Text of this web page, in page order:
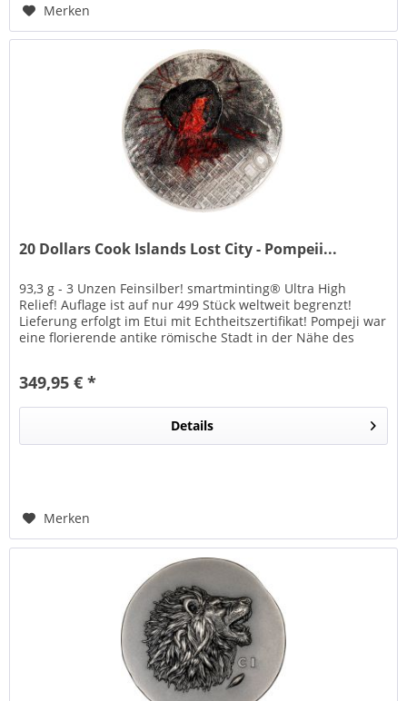
Merken
20 Dollars Cook Islands Lost City - Pompeii...
93,3 g - 3 Unzen Feinsilber! smartminting® Ultra High
Relief! Auflage ist auf nur 499 Stück weltweit begrenzt!
Lieferung erfolgt im Etui mit Echtheitszertifikat! Pompeji war
eine florierende antike römische Stadt in der Nähe des
349,95 € *
Details
Merken